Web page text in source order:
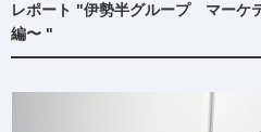
レポート "伊勢半グループ マーケ
編〜 "